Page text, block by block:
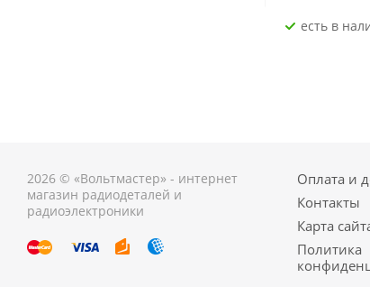
Есть в
2026 © «Вольтмастер» - интернет
магазин радиодеталей и
радиоэлектроники
Оплата и
Контакты
Карта
Политика